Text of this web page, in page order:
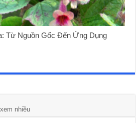
Từ Nguồn Gốc Đến Ứng Dụng
nhiều